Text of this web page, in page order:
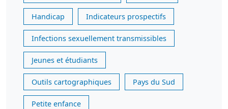
Handicap Indicateurs prospectifs
Infections sexuellement transmissibles
Jeunes et étudiants
Outils cartographiques Pays du Sud
Petite enfance